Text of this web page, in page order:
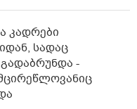
კადრები
სადაც
-